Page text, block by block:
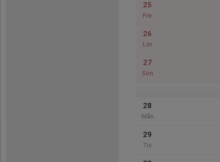
25
Fre
26
Lör
27
Sön
28
Mån
29
Tis